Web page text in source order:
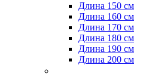
Длина 150 см
Длина 160 см
Длина 170 см
Длина 180 см
Длина 190 см
Длина 200 см